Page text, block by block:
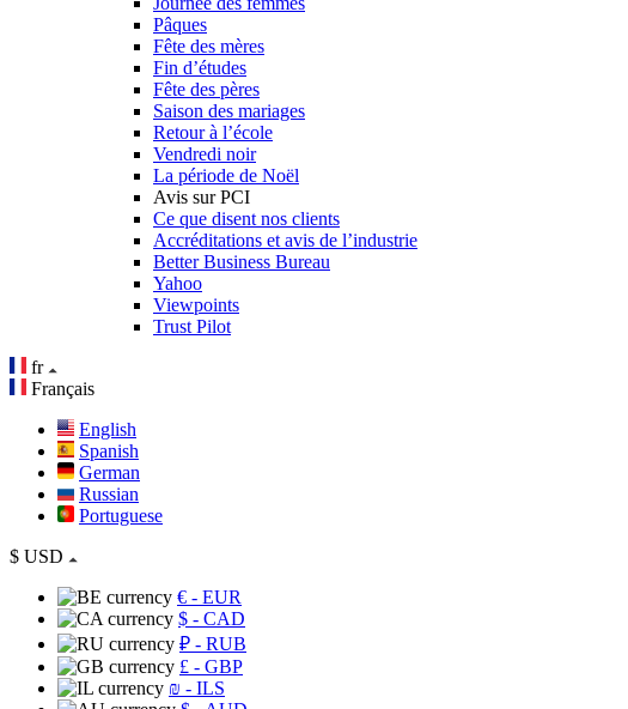
Pâques
Fête des mères
Fin d’études
Fête des pères
Saison des mariages
Retour à l’école
Vendredi noir
La période de Noël
Avis sur PCI
Ce que disent nos clients
Accréditations et avis de l’industrie
Better Business Bureau
Yahoo
Viewpoints
Trust Pilot
fr
Français
English
Spanish
German
Russian
Portuguese
$ USD
€ - EUR
$ - CAD
₽ - RUB
£ - GBP
₪ - ILS